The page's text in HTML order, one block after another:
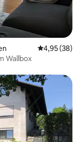
4,95 de uma
4,95 (38)
Wallbox